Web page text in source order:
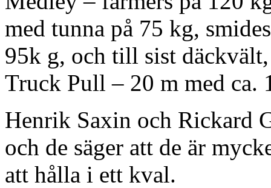
med tunna på 75 kg,
95k g, och till sist
Truck Pull – 20 m med ca.
Henrik Saxin och Rickard
och de säger att de är
att hålla i ett kval.